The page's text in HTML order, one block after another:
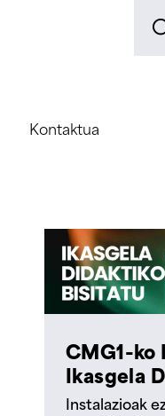
Kontaktua
CMG1-ko
Ikasgela
Instalazioak